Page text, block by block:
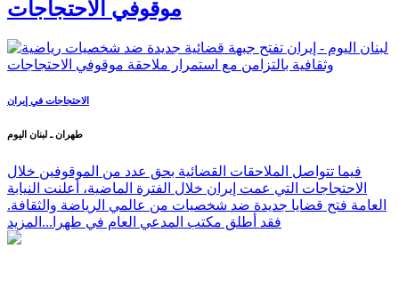
موقوفي الاحتجاجات
الاحتجاجات في إيران
طهران ـ لبنان اليوم
فيما تتواصل الملاحقات القضائية بحق عدد من الموقوفين خلال
الاحتجاجات التي عمت إيران خلال الفترة الماضية، أعلنت النيابة
العامة فتح قضايا جديدة ضد شخصيات من عالمي الرياضة والثقافة.
فقد أطلق مكتب المدعي العام في طهرا... المزيد